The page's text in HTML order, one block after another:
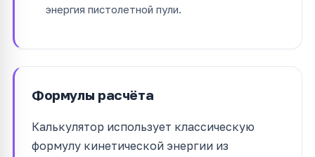
энергия пистолетной пули.
Формулы расчёта
Калькулятор использует классическую
формулу кинетической энергии из